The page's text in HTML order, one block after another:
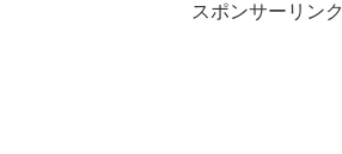
スポンサーリンク